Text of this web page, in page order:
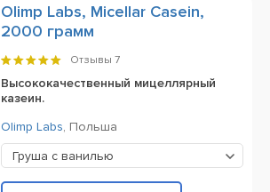
Olimp Labs, Micellar Casein,
2000 грамм
Отзывы 7
Высококачественный мицеллярный
казеин.
Olimp Labs, Польша
Груша с ванилью